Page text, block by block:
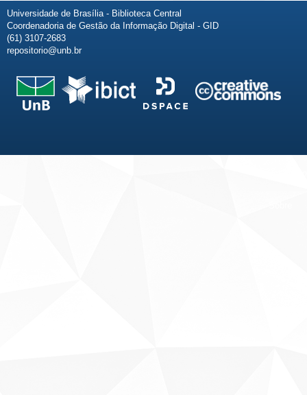
Universidade de Brasília - Biblioteca Central
Coordenadoria de Gestão da Informação Digital - GID
(61) 3107-2683
repositorio@unb.br